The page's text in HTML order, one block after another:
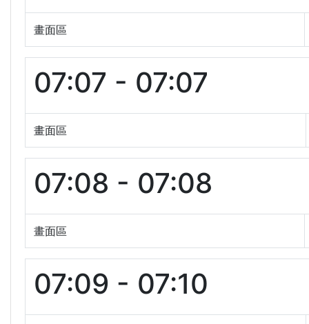
畫面區
07:07 - 07:07
畫面區
07:08 - 07:08
畫面區
07:09 - 07:10